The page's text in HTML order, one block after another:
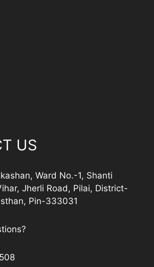
US
Ward No.-1, Shanti
Jherli Road, Pilai, District-
Pin-333031